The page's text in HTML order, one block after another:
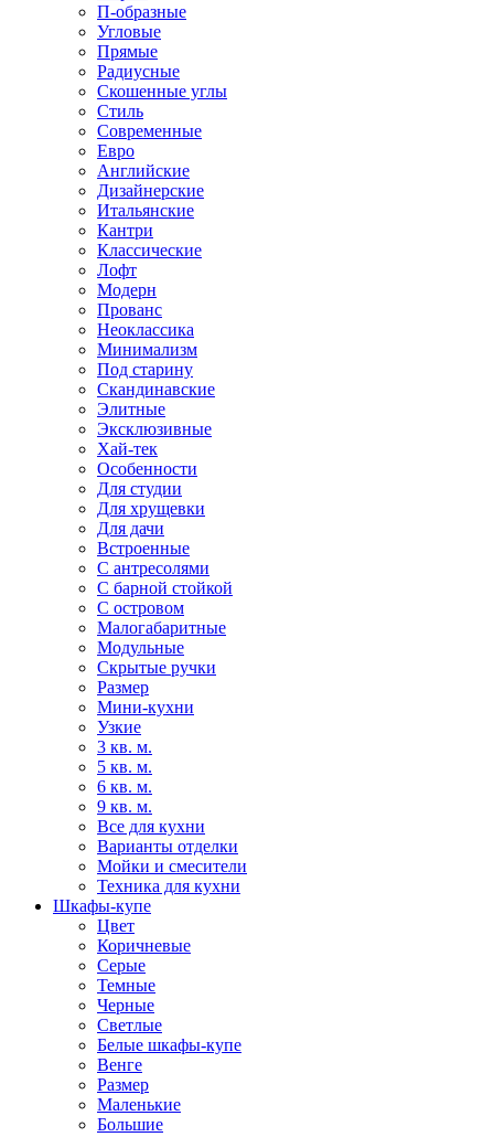
П-образные
Угловые
Прямые
Радиусные
Скошенные углы
Стиль
Современные
Евро
Английские
Дизайнерские
Итальянские
Кантри
Классические
Лофт
Модерн
Прованс
Неоклассика
Минимализм
Под старину
Скандинавские
Элитные
Эксклюзивные
Хай-тек
Особенности
Для студии
Для хрущевки
Для дачи
Встроенные
С антресолями
С барной стойкой
С островом
Малогабаритные
Модульные
Скрытые ручки
Размер
Мини-кухни
Узкие
3 кв. м.
5 кв. м.
6 кв. м.
9 кв. м.
Все для кухни
Варианты отделки
Мойки и смесители
Техника для кухни
Шкафы-купе
Цвет
Коричневые
Серые
Темные
Черные
Светлые
Белые шкафы-купе
Венге
Размер
Маленькие
Большие